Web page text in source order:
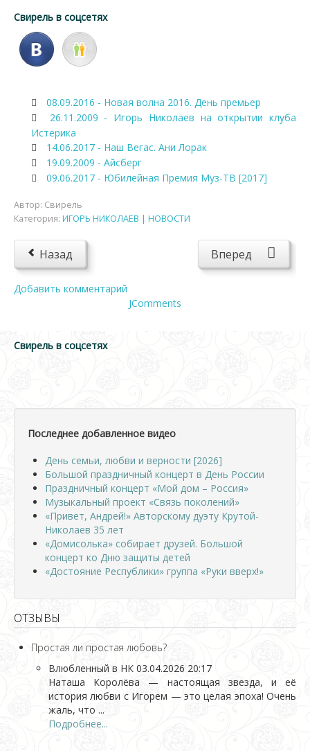
Свирель в соцсетях
08.09.2016 - Новая волна 2016. День премьер
26.11.2009 - Игорь Николаев на открытии клуба
Истерика
14.06.2017 - Наш Вегас. Ани Лорак
19.09.2009 - Айсберг
09.06.2017 - Юбилейная Премия Муз-ТВ [2017]
Автор: Свирель
Категория: ИГОРЬ НИКОЛАЕВ | НОВОСТИ
Назад Вперед
Добавить комментарий
JComments
Свирель в соцсетях
Последнее добавленное видео
День семьи, любви и верности [2026]
Большой праздничный концерт в День России
Праздничный концерт «Мой дом – Россия»
Музыкальный проект «Связь поколений»
«Привет, Андрей!» Авторскому дуэту Крутой-
Николаев 35 лет
«Домисолька» собирает друзей. Большой
концерт ко Дню защиты детей
«Достояние Республики» группа «Руки вверх!»
ОТЗЫВЫ
Простая ли простая любовь?
Влюбленный в НК 03.04.2026 20:17
Наташа Королёва — настоящая звезда, и её
история любви с Игорем — это целая эпоха! Очень
жаль, что ...
Подробнее...